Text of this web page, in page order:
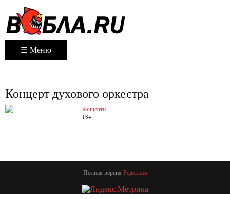
☰ Меню
Концерт духового оркестра
Концерты
18+
Полная версия Редакция